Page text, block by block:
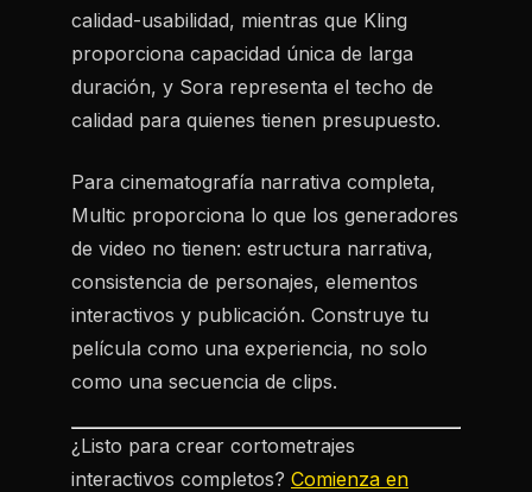
calidad-usabilidad, mientras que Kling
proporciona capacidad única de larga
duración, y Sora representa el techo de
calidad para quienes tienen presupuesto.
Para cinematografía narrativa completa,
Multic proporciona lo que los generadores
de video no tienen: estructura narrativa,
consistencia de personajes, elementos
interactivos y publicación. Construye tu
película como una experiencia, no solo
como una secuencia de clips.
¿Listo para crear cortometrajes
interactivos completos? Comienza en